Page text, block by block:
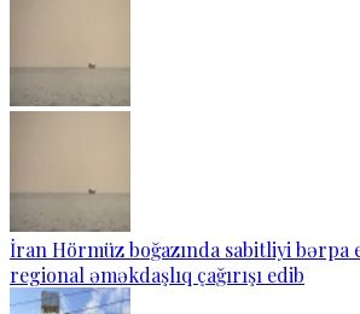
İran Hörmüz boğazında sabitliyi bərpa
regional əməkdaşlıq çağırışı edib